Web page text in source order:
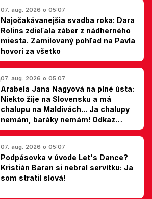
07. aug. 2026 o 05:07
Najočakávanejšia svadba roka: Dara
Rolins zdieľala záber z nádherného
miesta. Zamilovaný pohľad na Pavla
hovorí za všetko
07. aug. 2026 o 05:07
Arabela Jana Nagyová na plné ústa:
Niekto žije na Slovensku a má
chalupu na Maldivách... Ja chalupy
nemám, baráky nemám! Odkaz
Slovákom
07. aug. 2026 o 05:07
Podpásovka v úvode Let's Dance?
Kristián Baran si nebral servítku: Ja
som stratil slová!